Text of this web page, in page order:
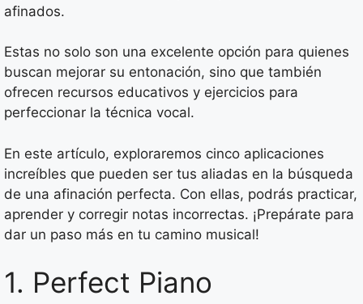
afinados.
Estas no solo son una excelente opción para quienes
buscan mejorar su entonación, sino que también
ofrecen recursos educativos y ejercicios para
perfeccionar la técnica vocal.
En este artículo, exploraremos cinco aplicaciones
increíbles que pueden ser tus aliadas en la búsqueda
de una afinación perfecta. Con ellas, podrás practicar,
aprender y corregir notas incorrectas. ¡Prepárate para
dar un paso más en tu camino musical!
1. Perfect Piano